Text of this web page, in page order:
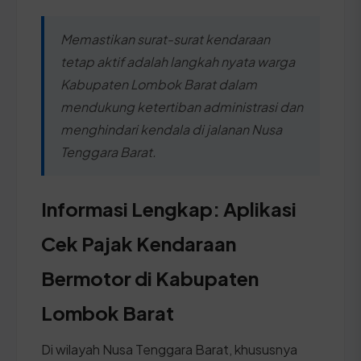
Memastikan surat-surat kendaraan
tetap aktif adalah langkah nyata warga
Kabupaten Lombok Barat dalam
mendukung ketertiban administrasi dan
menghindari kendala di jalanan Nusa
Tenggara Barat.
Informasi Lengkap: Aplikasi
Cek Pajak Kendaraan
Bermotor di Kabupaten
Lombok Barat
Di wilayah Nusa Tenggara Barat, khususnya